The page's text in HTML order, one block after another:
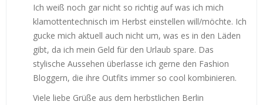
Ich weiß noch gar nicht so richtig auf was ich mich
klamottentechnisch im Herbst einstellen will/möchte. Ich
gucke mich aktuell auch nicht um, was es in den Läden
gibt, da ich mein Geld für den Urlaub spare. Das
stylische Aussehen überlasse ich gerne den Fashion
Bloggern, die ihre Outfits immer so cool kombinieren.
Viele liebe Grüße aus dem herbstlichen Berlin